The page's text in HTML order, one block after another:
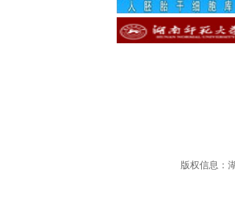
版权信息：